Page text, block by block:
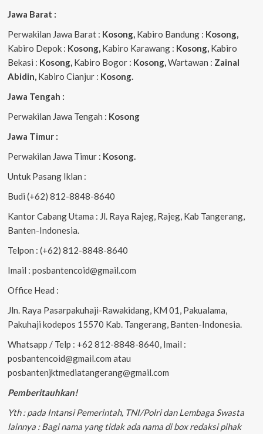
Jawa Barat :
Perwakilan Jawa Barat : Kosong, Kabiro Bandung : Kosong,
Kabiro Depok : Kosong, Kabiro Karawang : Kosong, Kabiro
Bekasi : Kosong, Kabiro Bogor : Kosong, Wartawan : Zainal
Abidin, Kabiro Cianjur : Kosong.
Jawa Tengah :
Perwakilan Jawa Tengah : Kosong
Jawa Timur :
Perwakilan Jawa Timur : Kosong.
Untuk Pasang Iklan :
Budi (+62) 812-8848-8640
Kantor Cabang Utama : Jl. Raya Rajeg, Rajeg, Kab Tangerang,
Banten-Indonesia.
Telpon : (+62) 812-8848-8640
Imail : posbantencoid@gmail.com
Office Head :
Jln. Raya Pasarpakuhaji-Rawakidang, KM 01, Pakualama,
Pakuhaji kodepos 15570 Kab. Tangerang, Banten-Indonesia.
Whatsapp / Telp : +62 812-8848-8640, Imail :
posbantencoid@gmail.com atau
posbantenjktmediatangerang@gmail.com
Pemberitauhkan!
Yth : pada Intansi Pemerintah, TNI/Polri dan Lembaga Swasta
lainnya : Bagi nama yang tidak ada nama di box redaksi pihak